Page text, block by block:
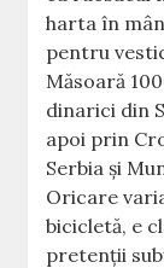
harta în
pentru
Măsoară
dinarici din
apoi prin
Serbia și
Oricare
bicicletă, e
pretenții